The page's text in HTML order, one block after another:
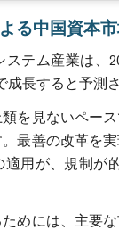
る中国資本
テム産業は、
成長すると予測
を見ないペー
最善の改革を
用が、規制が
めには、主要